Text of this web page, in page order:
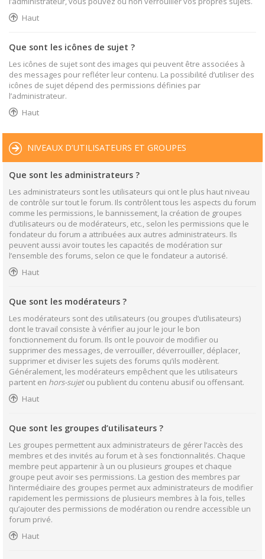
Haut
Que sont les icônes de sujet ?
Les icônes de sujet sont des images qui peuvent être associées à
des messages pour refléter leur contenu. La possibilité d’utiliser des
icônes de sujet dépend des permissions définies par
l’administrateur.
Haut
NIVEAUX D’UTILISATEURS ET GROUPES
Que sont les administrateurs ?
Les administrateurs sont les utilisateurs qui ont le plus haut niveau
de contrôle sur tout le forum. Ils contrôlent tous les aspects du forum
comme les permissions, le bannissement, la création de groupes
d’utilisateurs ou de modérateurs, etc., selon les permissions que le
fondateur du forum a attribuées aux autres administrateurs. Ils
peuvent aussi avoir toutes les capacités de modération sur
l’ensemble des forums, selon ce que le fondateur a autorisé.
Haut
Que sont les modérateurs ?
Les modérateurs sont des utilisateurs (ou groupes d’utilisateurs)
dont le travail consiste à vérifier au jour le jour le bon
fonctionnement du forum. Ils ont le pouvoir de modifier ou
supprimer des messages, de verrouiller, déverrouiller, déplacer,
supprimer et diviser les sujets des forums qu’ils modèrent.
Généralement, les modérateurs empêchent que les utilisateurs
partent en hors-sujetou publient du contenu abusif ou offensant.
Haut
Que sont les groupes d’utilisateurs ?
Les groupes permettent aux administrateurs de gérer l’accès des
membres et des invités au forum et à ses fonctionnalités. Chaque
membre peut appartenir à un ou plusieurs groupes et chaque
groupe peut avoir ses permissions. La gestion des membres par
l’intermédiaire des groupes permet aux administrateurs de modifier
rapidement les permissions de plusieurs membres à la fois, telles
qu’ajouter des permissions de modération ou rendre accessible un
forum privé.
Haut